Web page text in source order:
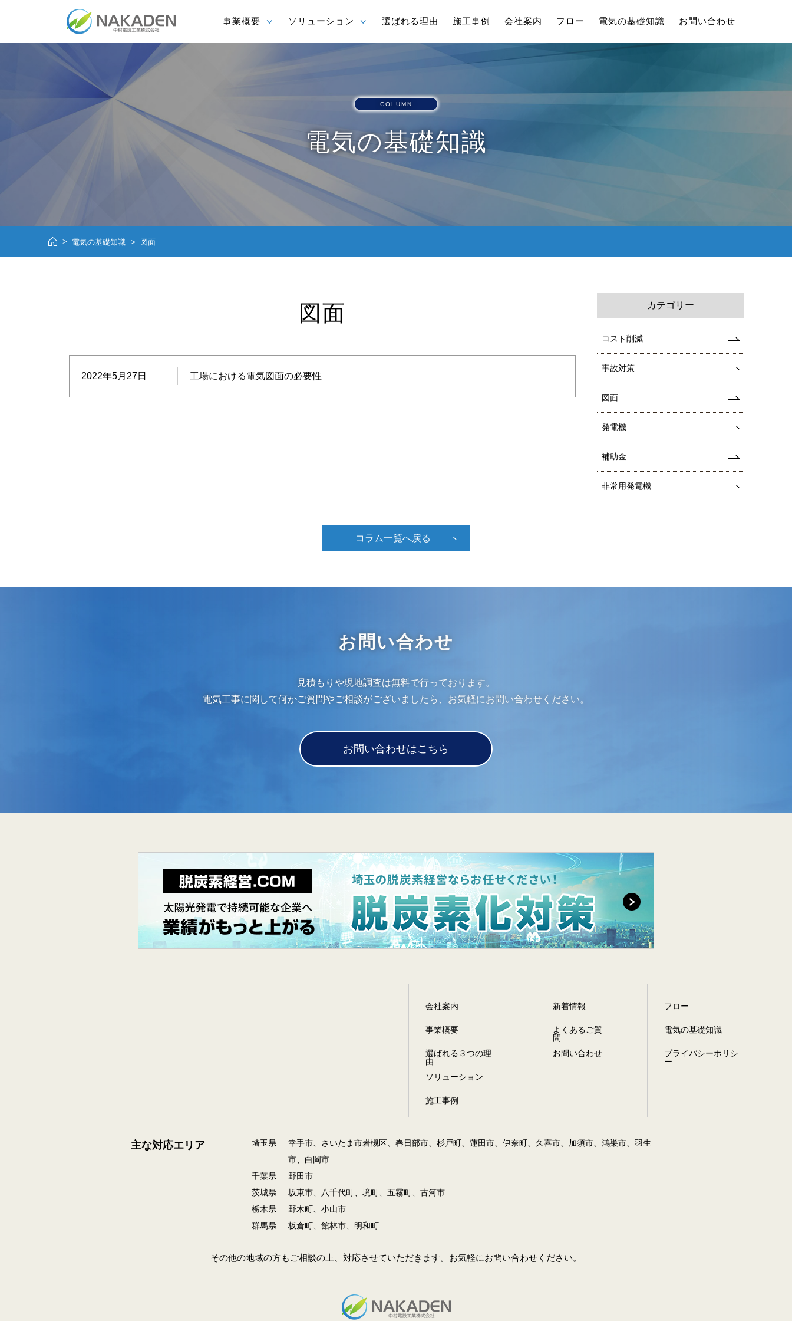
事業概要 ソリューション 選ばれる理由 施工事例 会社案内 フロー 電気の基礎知識 お問い合わせ
COLUMN
電気の基礎知識
電気の基礎知識 図面
図面
2022年5月27日 工場における電気図面の必要性
カテゴリー
コスト削減
事故対策
図面
発電機
補助金
非常用発電機
コラム一覧へ戻る
お問い合わせ
見積もりや現地調査は無料で行っております。
電気工事に関して何かご質問やご相談がございましたら、お気軽にお問い合わせください。
お問い合わせはこちら
会社案内
事業概要
選ばれる３つの理
由
ソリューション
施工事例
新着情報
よくあるご質
問
お問い合わせ
フロー
電気の基礎知識
プライバシーポリシ
ー
主な対応エリア 埼玉県
幸手市、さいたま市岩槻区、春日部市、杉戸町、蓮田市、伊奈町、久喜市、加須市、鴻巣市、羽生
市、白岡市
千葉県
野田市
茨城県
坂東市、八千代町、境町、五霧町、古河市
栃木県
野木町、小山市
群馬県
板倉町、館林市、明和町
その他の地域の方もご相談の上、対応させていただきます。 お気軽にお問い合わせください。